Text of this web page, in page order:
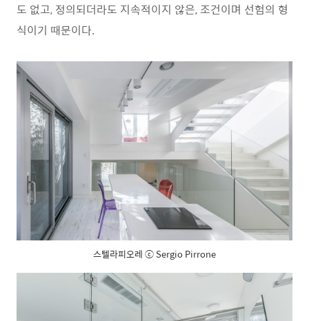
도 없고, 정의되더라도 지속적이지 않은, 조건이며 선험의 형
식이기 때문이다.
스텔라피오레 ⓒ Sergio Pirrone